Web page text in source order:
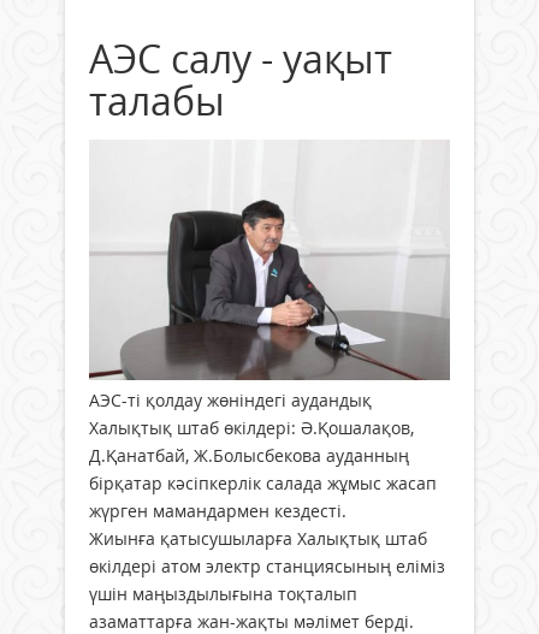
АЭС салу - уақыт
талабы
АЭС-ті қолдау жөніндегі аудандық
Халықтық штаб өкілдері: Ә.Қошалақов,
Д.Қанатбай, Ж.Болысбекова ауданның
бірқатар кәсіпкерлік салада жұмыс жасап
жүрген мамандармен кездесті.
Жиынға қатысушыларға Халықтық штаб
өкілдері атом электр станциясының еліміз
үшін маңыздылығына тоқталып
азаматтарға жан-жақты мәлімет берді.